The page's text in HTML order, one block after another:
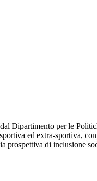
Dipartimento per le
ed extra-sportiva,
prospettiva di inclusione